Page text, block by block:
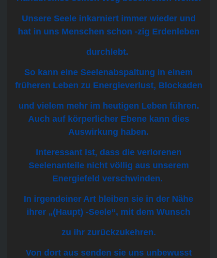
Unsere Seele inkarniert immer wieder und
hat in uns Menschen schon -zig Erdenleben
durchlebt.
So kann eine Seelenabspaltung in einem
früheren Leben zu Energieverlust, Blockaden
und vielem mehr im heutigen Leben führen.
Auch auf körperlicher Ebene kann dies
Auswirkung haben.
Interessant ist, dass die verlorenen
Seelenanteile nicht völlig aus unserem
Energiefeld verschwinden.
In irgendeiner Art bleiben sie in der Nähe
ihrer „(Haupt) -Seele“, mit dem Wunsch
zu ihr zurückzukehren.
Von dort aus senden sie uns unbewusst